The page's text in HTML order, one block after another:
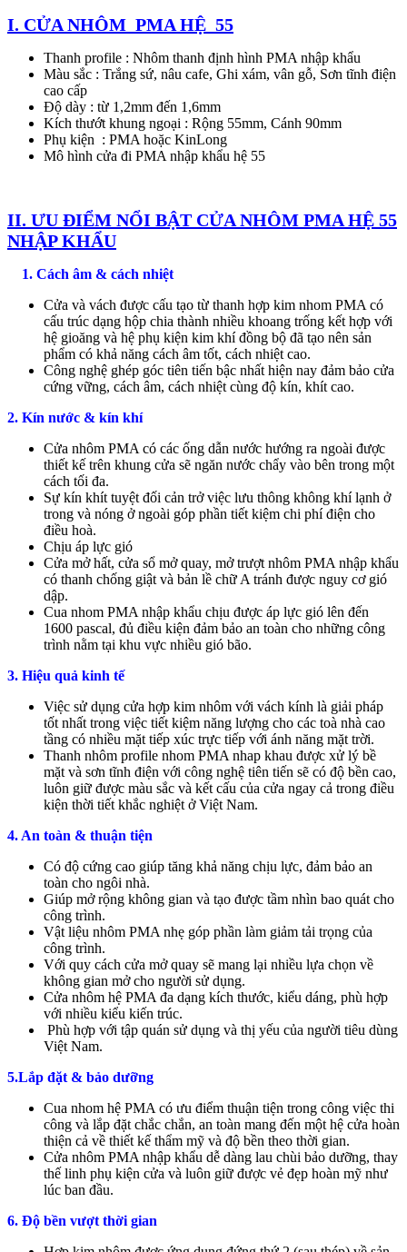
I. CỬA NHÔM PMA HỆ 55
Thanh profile : Nhôm thanh định hình PMA nhập khẩu
Màu sắc : Trắng sứ, nâu cafe, Ghi xám, vân gỗ, Sơn tĩnh điện
cao cấp
Độ dày : từ 1,2mm đến 1,6mm
Kích thướt khung ngoại : Rộng 55mm, Cánh 90mm
Phụ kiện : PMA hoặc KinLong
Mô hình cửa đi PMA nhập khẩu hệ 55
II. ƯU ĐIỂM NỔI BẬT CỬA NHÔM PMA HỆ 55
NHẬP KHẨU
1. Cách âm & cách nhiệt
Cửa và vách được cấu tạo từ thanh hợp kim nhom PMA có
cấu trúc dạng hộp chia thành nhiều khoang trống kết hợp với
hệ gioăng và hệ phụ kiện kim khí đồng bộ đã tạo nên sản
phẩm có khả năng cách âm tốt, cách nhiệt cao.
Công nghệ ghép góc tiên tiến bậc nhất hiện nay đảm bảo cửa
cứng vững, cách âm, cách nhiệt cùng độ kín, khít cao.
2. Kín nước & kín khí
Cửa nhôm PMA có các ống dẫn nước hướng ra ngoài được
thiết kế trên khung cửa sẽ ngăn nước chẩy vào bên trong một
cách tối đa.
Sự kín khít tuyệt đối cản trở việc lưu thông không khí lạnh ở
trong và nóng ở ngoài góp phần tiết kiệm chi phí điện cho
điều hoà.
Chịu áp lực gió
Cửa mở hất, cửa sổ mở quay, mở trượt nhôm PMA nhập khẩu
có thanh chống giật và bản lề chữ A tránh được nguy cơ gió
dập.
Cua nhom PMA nhập khẩu chịu được áp lực gió lên đến
1600 pascal, đủ điều kiện đảm bảo an toàn cho những công
trình nằm tại khu vực nhiều gió bão.
3. Hiệu quả kinh tế
Việc sử dụng cửa hợp kim nhôm với vách kính là giải pháp
tốt nhất trong việc tiết kiệm năng lượng cho các toà nhà cao
tầng có nhiều mặt tiếp xúc trực tiếp với ánh năng mặt trời.
Thanh nhôm profile nhom PMA nhap khau được xử lý bề
mặt và sơn tĩnh điện với công nghệ tiên tiến sẽ có độ bền cao,
luôn giữ được màu sắc và kết cấu của cửa ngay cả trong điều
kiện thời tiết khắc nghiệt ở Việt Nam.
4. An toàn & thuận tiện
Có độ cứng cao giúp tăng khả năng chịu lực, đảm bảo an
toàn cho ngôi nhà.
Giúp mở rộng không gian và tạo được tầm nhìn bao quát cho
công trình.
Vật liệu nhôm PMA nhẹ góp phần làm giảm tải trọng của
công trình.
Với quy cách cửa mở quay sẽ mang lại nhiều lựa chọn về
không gian mở cho người sử dụng.
Cửa nhôm hệ PMA đa dạng kích thước, kiểu dáng, phù hợp
với nhiều kiểu kiến trúc.
Phù hợp với tập quán sử dụng và thị yếu của người tiêu dùng
Việt Nam.
5.Lắp đặt & bảo dưỡng
Cua nhom hệ PMA có ưu điểm thuận tiện trong công việc thi
công và lắp đặt chắc chắn, an toàn mang đến một hệ cửa hoàn
thiện cả về thiết kế thẩm mỹ và độ bền theo thời gian.
Cửa nhôm PMA nhập khẩu dễ dàng lau chùi bảo dưỡng, thay
thế linh phụ kiện cửa và luôn giữ được vẻ đẹp hoàn mỹ như
lúc ban đầu.
6. Độ bền vượt thời gian